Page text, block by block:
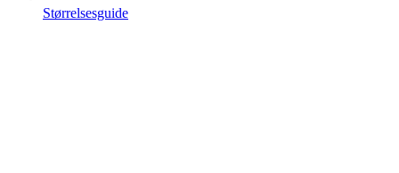
Størrelsesguide